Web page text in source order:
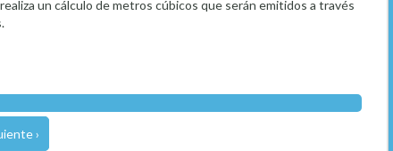
un cálculo de metros cúbicos que serán emitidos a través
›